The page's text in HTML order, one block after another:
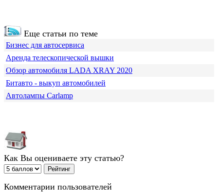
Еще статьи по теме
Бизнес для автосервиса
Аренда телескопической вышки
Обзор автомобиля LADA XRAY 2020
Битавто - выкуп автомобилей
Автолампы Carlamp
Как Вы оцениваете эту статью?
Комментарии пользователей